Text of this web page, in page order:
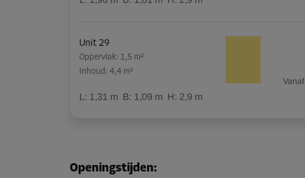
Unit 29
Oppervlak: 1,5 m²
Inhoud: 4,4 m³
L: 1,31 m B: 1,09 m H: 2,9 m
Vanaf
Inhoud: 15,1 m³
Openingstijden: